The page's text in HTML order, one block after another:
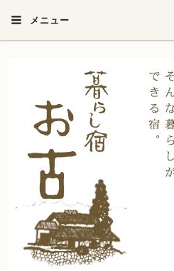
メニュー